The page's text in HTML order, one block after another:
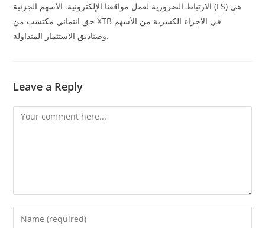
الارتباط الضرورية لعمل مواقعنا الإلكترونية. الأسهم الجزئية (FS) هي
حق ائتماني مكتسب من XTB ​​في الأجزاء الكسرية من الأسهم
وصناديق الاستثمار المتداولة.
Leave a Reply